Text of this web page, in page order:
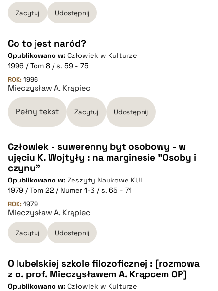
BIBTEX
pobierz cytat
Zacytuj Udostępnij
CZYSTY TEKST
pobierz cytat
pobierz cytat
Co to jest naród?
Opublikowano w: Człowiek w Kulturze
1996 / Tom 8 / s. 59 - 75
ROK: 1996
Mieczysław A. Krąpiec
Pełny tekst Zacytuj Udostępnij
CZYSTY TEKST
pobierz cytat
BIBTEX
pobierz cytat
Człowiek - suwerenny byt osobowy - w
ujęciu K. Wojtyły : na marginesie "Osoby i
czynu"
Opublikowano w: Zeszyty Naukowe KUL
1979 / Tom 22 / Numer 1-3 / s. 65 - 71
ROK: 1979
Mieczysław A. Krąpiec
Zacytuj Udostępnij
CZYSTY TEKST
O lubelskiej szkole filozoficznej : [rozmowa
z o. prof. Mieczysławem A. Krąpcem OP]
Opublikowano w: Człowiek w Kulturze